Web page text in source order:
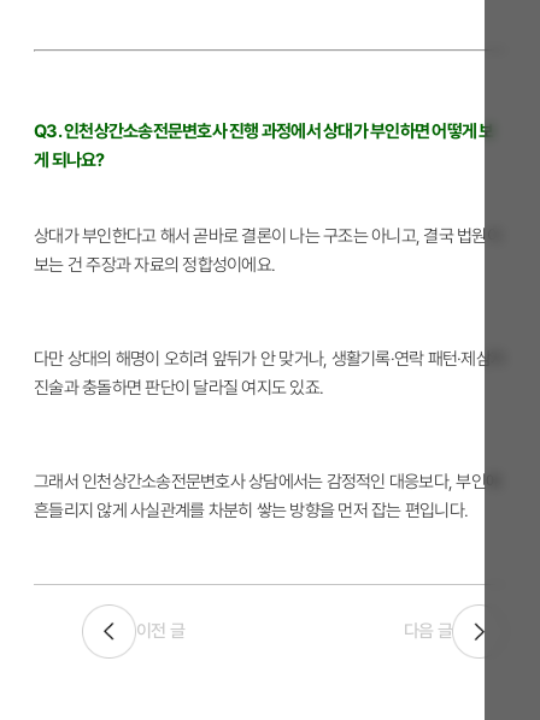
Q3. 인천상간소송전문변호사 진행 과정에서 상대가 부인하면 어떻게 보
게 되나요?
상대가 부인한다고 해서 곧바로 결론이 나는 구조는 아니고, 결국 법원이
보는 건 주장과 자료의 정합성이에요.
다만 상대의 해명이 오히려 앞뒤가 안 맞거나, 생활기록·연락 패턴·제삼자
진술과 충돌하면 판단이 달라질 여지도 있죠.
그래서 인천상간소송전문변호사 상담에서는 감정적인 대응보다, 부인에
흔들리지 않게 사실관계를 차분히 쌓는 방향을 먼저 잡는 편입니다.
이전 글 다음 글